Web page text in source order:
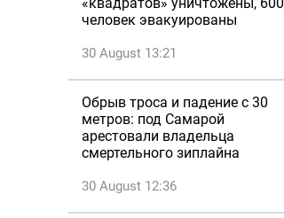
человек эвакуированы
30 August 13:21
Обрыв троса и падение с 30
метров: под Самарой
арестовали владельца
смертельного зиплайна
30 August 12:36